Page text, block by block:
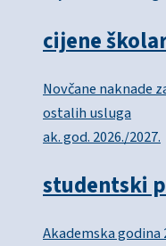
cijene
Novčane naknade
ostalih usluga
ak. god. 2026./2027.
studentski
Akademska godina